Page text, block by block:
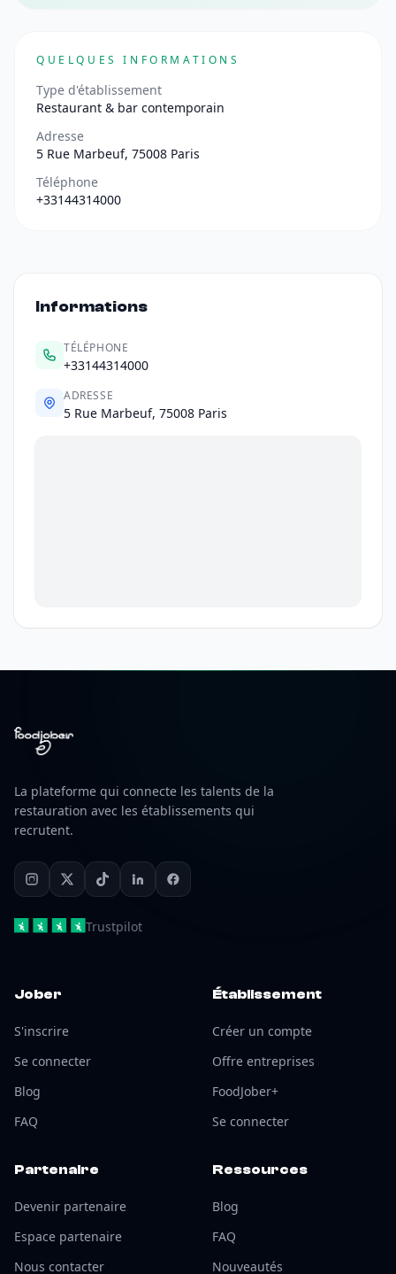
QUELQUES INFORMATIONS
Type d'établissement
Restaurant & bar contemporain
Adresse
5 Rue Marbeuf, 75008 Paris
Téléphone
+33144314000
Informations
TÉLÉPHONE
+33144314000
ADRESSE
5 Rue Marbeuf, 75008 Paris
La plateforme qui connecte les talents de la
restauration avec les établissements qui
recrutent.
Trustpilot
Jober
S'inscrire
Se connecter
Blog
FAQ
Établissement
Créer un compte
Offre entreprises
FoodJober+
Se connecter
Partenaire
Devenir partenaire
Espace partenaire
Nous contacter
Ressources
Blog
FAQ
Nouveautés